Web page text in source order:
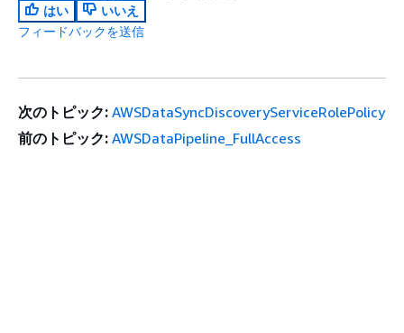
はい
いいえ
フィードバックを送信
次のトピック: AWSDataSyncDiscoveryServiceRolePolicy
前のトピック: AWSDataPipeline_FullAccess